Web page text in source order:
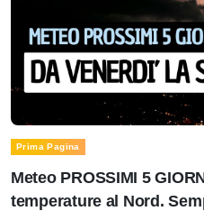
Prima Pagina
Meteo PROSSIMI 5
temperature al Nord.